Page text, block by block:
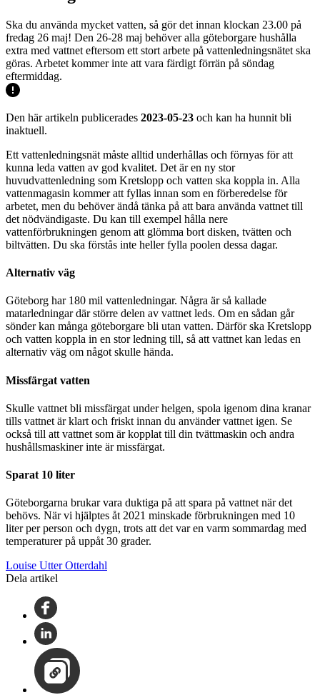
Ska du använda mycket vatten, så gör det innan klockan 23.00 på
fredag 26 maj! Den 26-28 maj behöver alla göteborgare hushålla
extra med vattnet eftersom ett stort arbete på vattenledningsnätet ska
göras. Arbetet kommer inte att vara färdigt förrän på söndag
eftermiddag.
Den här artikeln publicerades 2023-05-23 och kan ha hunnit bli
inaktuell.
Ett vattenledningsnät måste alltid underhållas och förnyas för att
kunna leda vatten av god kvalitet. Det är en ny stor
huvudvattenledning som Kretslopp och vatten ska koppla in. Alla
vattenmagasin kommer att fyllas innan som en förberedelse för
arbetet, men du behöver ändå tänka på att bara använda vattnet till
det nödvändigaste. Du kan till exempel hålla nere
vattenförbrukningen genom att glömma bort disken, tvätten och
biltvätten. Du ska förstås inte heller fylla poolen dessa dagar.
Alternativ väg
Göteborg har 180 mil vattenledningar. Några är så kallade
matarledningar där större delen av vattnet leds. Om en sådan går
sönder kan många göteborgare bli utan vatten. Därför ska Kretslopp
och vatten koppla in en stor ledning till, så att vattnet kan ledas en
alternativ väg om något skulle hända.
Missfärgat vatten
Skulle vattnet bli missfärgat under helgen, spola igenom dina kranar
tills vattnet är klart och friskt innan du använder vattnet igen. Se
också till att vattnet som är kopplat till din tvättmaskin och andra
hushållsmaskiner inte är missfärgat.
Sparat 10 liter
Göteborgarna brukar vara duktiga på att spara på vattnet när det
behövs. När vi hjälptes åt 2021 minskade förbrukningen med 10
liter per person och dygn, trots att det var en varm sommardag med
temperaturer på uppåt 30 grader.
Louise Utter Otterdahl
Dela artikel